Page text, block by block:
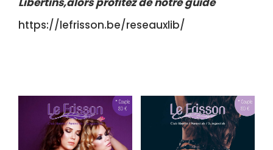
https://lefrisson.be/reseauxlib/